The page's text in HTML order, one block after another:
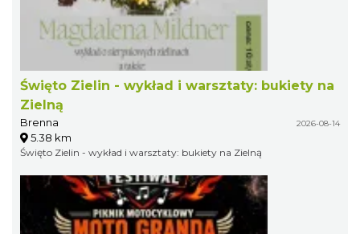
Święto Zielin - wykład i warsztaty: bukiety na
Zielną
Brenna 2026-08-14
5.38 km
Święto Zielin - wykład i warsztaty: bukiety na Zielną